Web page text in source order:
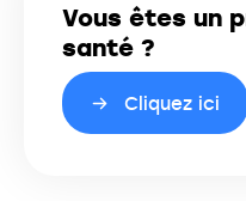
Vous êtes un
santé ?
Cliquez ici